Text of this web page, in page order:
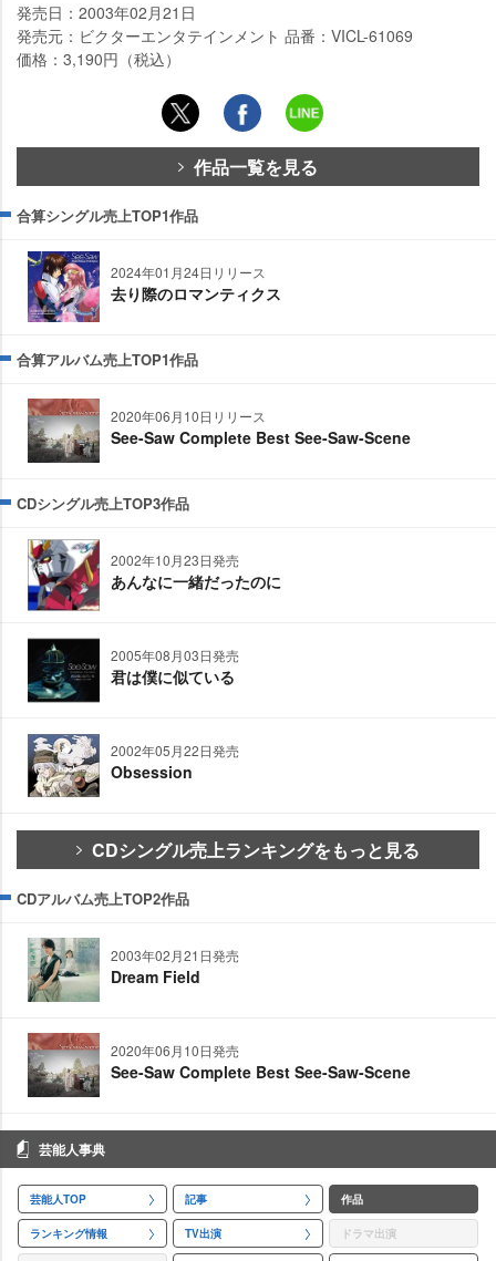
発売日：2003年02月21日
発売元：ビクターエンタテインメント 品番：VICL-61069
価格：3,190円（税込）
作品一覧を見る
合算シングル売上TOP1作品
2024年01月24日リリース
去り際のロマンティクス
合算アルバム売上TOP1作品
2020年06月10日リリース
See-Saw Complete Best See-Saw-Scene
CDシングル売上TOP3作品
2002年10月23日発売
あんなに一緒だったのに
2005年08月03日発売
君は僕に似ている
2002年05月22日発売
Obsession
CDシングル売上ランキングをもっと見る
CDアルバム売上TOP2作品
2003年02月21日発売
Dream Field
2020年06月10日発売
See-Saw Complete Best See-Saw-Scene
芸能人事典
芸能人TOP 記事 作品
ランキング情報 TV出演 ドラマ出演